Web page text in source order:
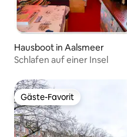
Hausboot in Aalsmeer
Schlafen auf einer Insel
Gäste-Favorit
Gäste-Favorit